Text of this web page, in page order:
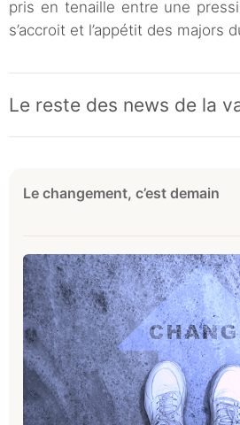
pris en tenaille entre une
s’accroit et l’appétit des majors
Le reste des news de la
Le changement, c’est demain